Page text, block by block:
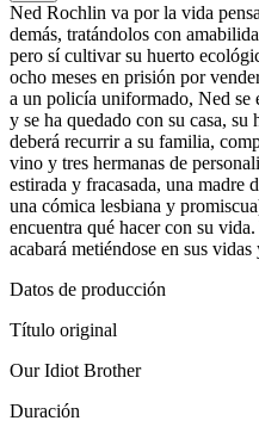
Ned Rochlin va por la vida
demás, tratándolos con
pero sí cultivar su huerto
ocho meses en prisión por
a un policía uniformado, Ned se
y se ha quedado con su casa,
deberá recurrir a su familia,
vino y tres hermanas de
estirada y fracasada, una madre
una cómica lesbiana y
encuentra qué hacer con su
acabará metiéndose en sus
Datos de producción
Título original
Our Idiot Brother
Duración